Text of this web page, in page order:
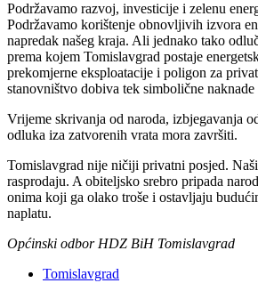
Podržavamo razvoj, investicije i zelenu
Podržavamo korištenje obnovljivih izvora
napredak našeg kraja. Ali jednako tako
prema kojem Tomislavgrad postaje
prekomjerne eksploatacije i poligon za
stanovništvo dobiva tek simbolične
Vrijeme skrivanja od naroda, izbjegavanja
odluka iza zatvorenih vrata mora završiti.
Tomislavgrad nije ničiji privatni posjed.
rasprodaju. A obiteljsko srebro pripada
onima koji ga olako troše i ostavljaju
naplatu.
Općinski odbor HDZ BiH Tomislavgrad
Tomislavgrad